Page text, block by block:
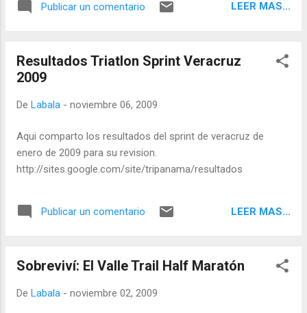
pesar de no es lo que me gusta, era lo
semana seguid...
Publicar un comentario LEER MAS...
Resultados Triatlon Sprint Veracruz
2009
De Labala - noviembre 06, 2009
Aqui comparto los resultados del sprint de veracruz de
enero de 2009 para su revision.
http://sites.google.com/site/tripanama/resultados
Publicar un comentario LEER MAS...
Sobreviví: El Valle Trail Half Maratón
De Labala - noviembre 02, 2009